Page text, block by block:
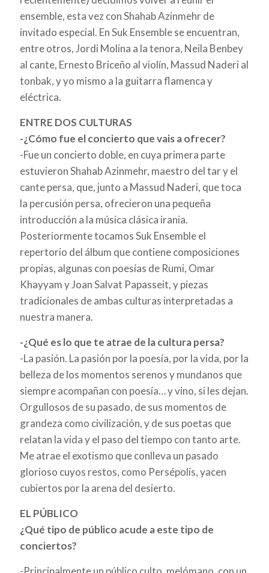
ensemble, esta vez con Shahab Azinmehr de
invitado especial. En Suk Ensemble se encuentran,
entre otros, Jordi Molina a la tenora, Neila Benbey
al cante, Ernesto Briceño al violín, Massud Naderi al
tonbak, y yo mismo a la guitarra flamenca y
eléctrica.
ENTRE DOS CULTURAS
-¿Cómo fue el concierto que vais a ofrecer?
-Fue un concierto doble, en cuya primera parte
estuvieron Shahab Azinmehr, maestro del tar y el
cante persa, que, junto a Massud Naderi, que toca
la percusión persa, ofrecieron una pequeña
introducción a la música clásica irania.
Posteriormente tocamos Suk Ensemble el
repertorio del álbum que contiene composiciones
propias, algunas con poesías de Rumi, Omar
Khayyam y Joan Salvat Papasseit, y piezas
tradicionales de ambas culturas interpretadas a
nuestra manera.
-¿Qué es lo que te atrae de la cultura persa?
-La pasión. La pasión por la poesía, por la vida, por la
belleza de los momentos serenos y mundanos que
siempre acompañan con poesía… y vino, si les dejan.
Orgullosos de su pasado, de sus momentos de
grandeza como civilización, y de sus poetas que
relatan la vida y el paso del tiempo con tanto arte.
Me atrae el exotismo que conlleva un pasado
glorioso cuyos restos, como Persépolis, yacen
cubiertos por la arena del desierto.
EL PÚBLICO
¿Qué tipo de público acude a este tipo de
conciertos?